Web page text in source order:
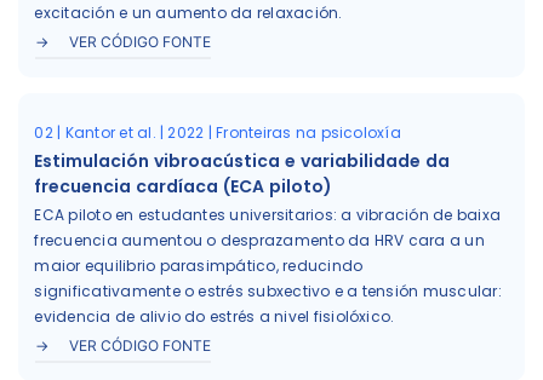
excitación e un aumento da relaxación.
VER CÓDIGO FONTE
02 | Kantor et al. | 2022 | Fronteiras na psicoloxía
Estimulación vibroacústica e variabilidade da
frecuencia cardíaca (ECA piloto)
ECA piloto en estudantes universitarios: a vibración de baixa
frecuencia aumentou o desprazamento da HRV cara a un
maior equilibrio parasimpático, reducindo
significativamente o estrés subxectivo e a tensión muscular:
evidencia de alivio do estrés a nivel fisiolóxico.
VER CÓDIGO FONTE